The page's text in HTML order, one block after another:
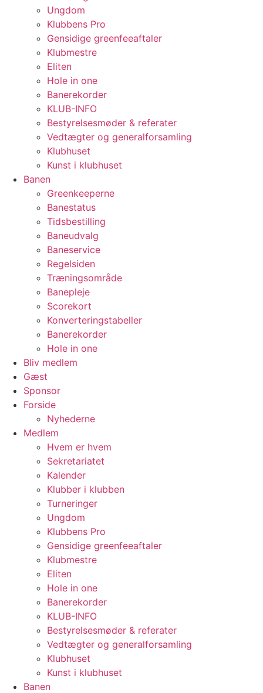
Ungdom
Klubbens Pro
Gensidige greenfeeaftaler
Klubmestre
Eliten
Hole in one
Banerekorder
KLUB-INFO
Bestyrelsesmøder & referater
Vedtægter og generalforsamling
Klubhuset
Kunst i klubhuset
Banen
Greenkeeperne
Banestatus
Tidsbestilling
Baneudvalg
Baneservice
Regelsiden
Træningsområde
Banepleje
Scorekort
Konverteringstabeller
Banerekorder
Hole in one
Bliv medlem
Gæst
Sponsor
Forside
Nyhederne
Medlem
Hvem er hvem
Sekretariatet
Kalender
Klubber i klubben
Turneringer
Ungdom
Klubbens Pro
Gensidige greenfeeaftaler
Klubmestre
Eliten
Hole in one
Banerekorder
KLUB-INFO
Bestyrelsesmøder & referater
Vedtægter og generalforsamling
Klubhuset
Kunst i klubhuset
Banen